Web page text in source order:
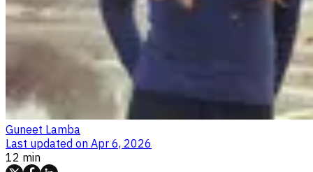
Guneet Lamba
Last updated on Apr 6, 2026
12 min